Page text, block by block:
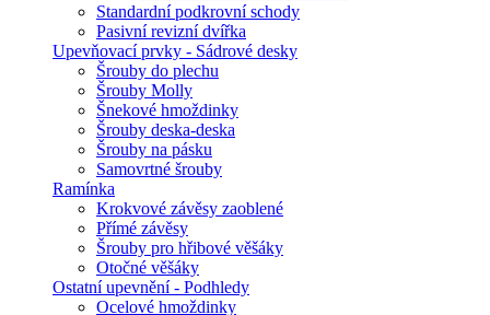
Standardní podkrovní schody
Pasivní revizní dvířka
Upevňovací prvky - Sádrové desky
Šrouby do plechu
Šrouby Molly
Šnekové hmoždinky
Šrouby deska-deska
Šrouby na pásku
Samovrtné šrouby
Ramínka
Krokvové závěsy zaoblené
Přímé závěsy
Šrouby pro hřibové věšáky
Otočné věšáky
Ostatní upevnění - Podhledy
Ocelové hmoždinky